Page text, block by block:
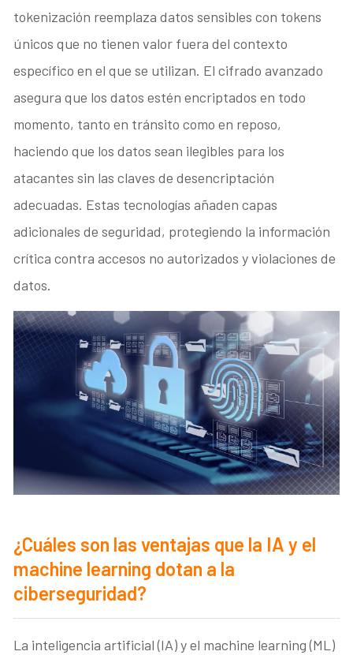
tokenización reemplaza datos sensibles con tokens
únicos que no tienen valor fuera del contexto
específico en el que se utilizan. El cifrado avanzado
asegura que los datos estén encriptados en todo
momento, tanto en tránsito como en reposo,
haciendo que los datos sean ilegibles para los
atacantes sin las claves de desencriptación
adecuadas. Estas tecnologías añaden capas
adicionales de seguridad, protegiendo la información
crítica contra accesos no autorizados y violaciones de
datos.
¿Cuáles son las ventajas que la IA y el
machine learning dotan a la
ciberseguridad?
La inteligencia artificial (IA) y el machine learning (ML)